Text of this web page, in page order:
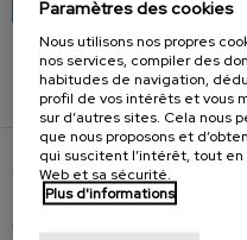
Ecoles de soudure
SOLUTIONS
Paramètres des cookies
Nous utilisons nos propres
nos services, compiler des
habitudes de navigation,
profil de vos intérêts et vous
sur d’autres sites. Cela nous
que nous proposons et
qui suscitent l’intérêt, tout
Web et sa sécurité.
Plus d'informations